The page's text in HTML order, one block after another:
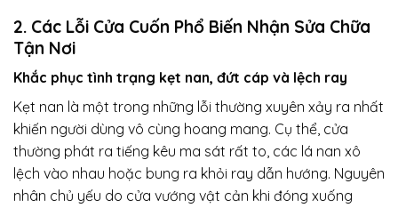
2. Các Lỗi Cửa Cuốn Phổ Biến Nhận Sửa Chữa
Tận Nơi
Khắc phục tình trạng kẹt nan, đứt cáp và lệch ray
Kẹt nan là một trong những lỗi thường xuyên xảy ra nhất
khiến người dùng vô cùng hoang mang. Cụ thể, cửa
thường phát ra tiếng kêu ma sát rất to, các lá nan xô
lệch vào nhau hoặc bung ra khỏi ray dẫn hướng. Nguyên
nhân chủ yếu do cửa vướng vật cản khi đóng xuống